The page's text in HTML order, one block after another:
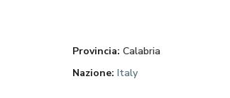
Provincia: Calabria
Nazione: Italy